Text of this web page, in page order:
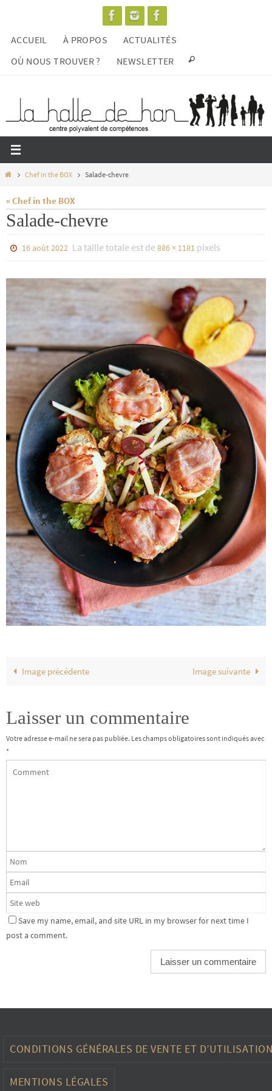
contenu
ACCUEIL À PROPOS
ACTUALITÉS
OÙ NOUS TROUVER ?
NEWSLETTER
HomeChef in the BOX Salade-chevre
« Chef in the BOX
Salade-chevre
16 août 2022 La taille totale est de886 × 1181 pixels
Image précédente Image suivante
Laisser un commentaire
Votre adresse e-mail ne sera pas publiée. Les champs obligatoires sont indiqués avec
*
Save my name, email, and site URL in my browser for next time I
post a comment.
CONDITIONS GÉNÉRALES DE VENTE ET
MENTIONS LÉGALES